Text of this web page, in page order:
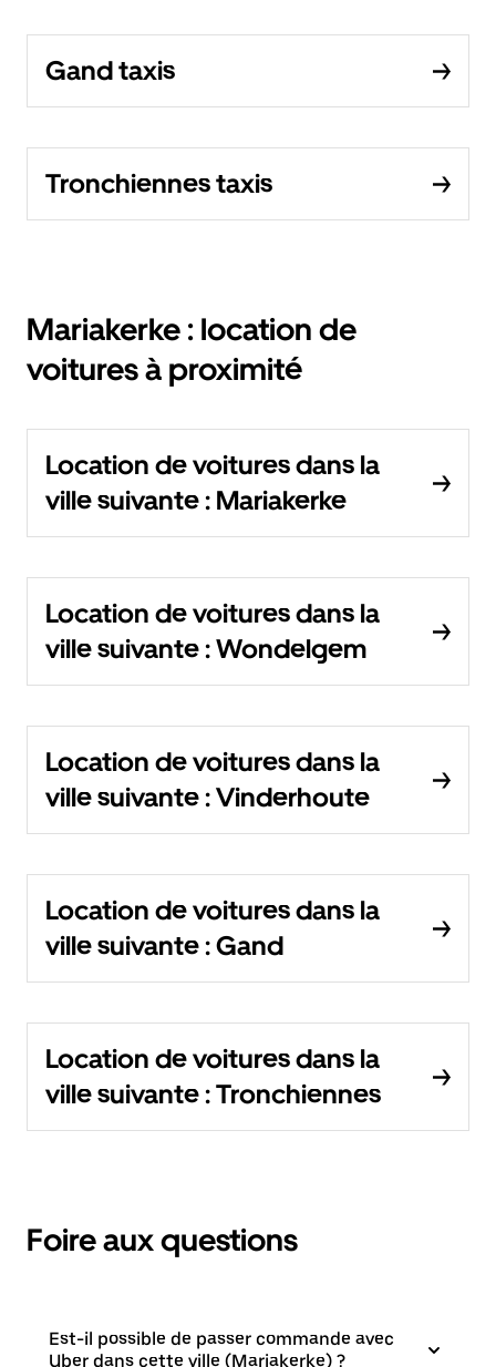
Gand taxis
Tronchiennes taxis
Mariakerke : location de
voitures à proximité
Location de voitures dans la
ville suivante : Mariakerke
Location de voitures dans la
ville suivante : Wondelgem
Location de voitures dans la
ville suivante : Vinderhoute
Location de voitures dans la
ville suivante : Gand
Location de voitures dans la
ville suivante : Tronchiennes
Foire aux questions
Est-il possible de passer commande avec
Uber dans cette ville (Mariakerke) ?